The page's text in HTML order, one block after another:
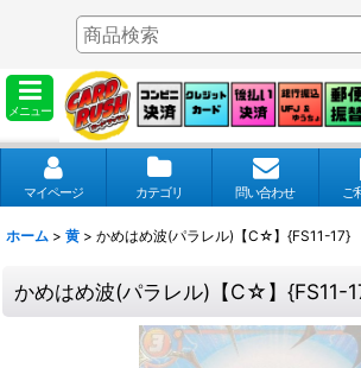
メニュー
マイページ カテゴリ 問い合わせ ご
ホーム > 黄 > かめはめ波(パラレル)【C☆】{FS11-17}
かめはめ波(パラレル)【C☆】{FS11-